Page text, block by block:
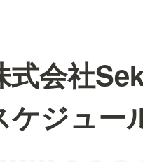
式会社
ケジュー